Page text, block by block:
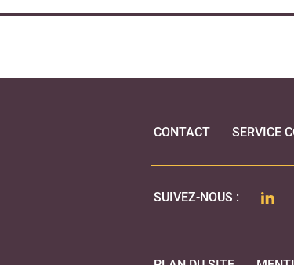
CONTACT SERVICE
SUIVEZ-NOUS :